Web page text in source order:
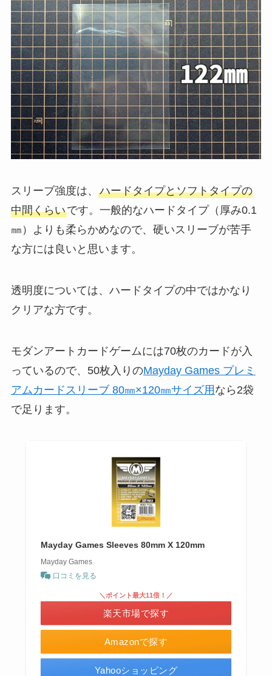
スリーブ強度は、 ハードタイプとソフトタイプの
中間くらいです。一般的なハードタイプ（厚み0.1
㎜）よりも柔らかめなので、硬いスリーブが苦手
な方には良いと思います。
透明度については、ハードタイプの中ではかなり
クリアな方です。
モダンアートカードゲームには70枚のカードが入
っているので、50枚入りのMayday Games プレミ
アムカードスリーブ 80㎜×120㎜サイズ用 なら2袋
で足ります。
Mayday Games Sleeves 80mm X 120mm
Mayday Games
口コミを見る
Amazonで探す
＼ポイント最大11倍！／
楽天市場で探す
Yahooショッピング